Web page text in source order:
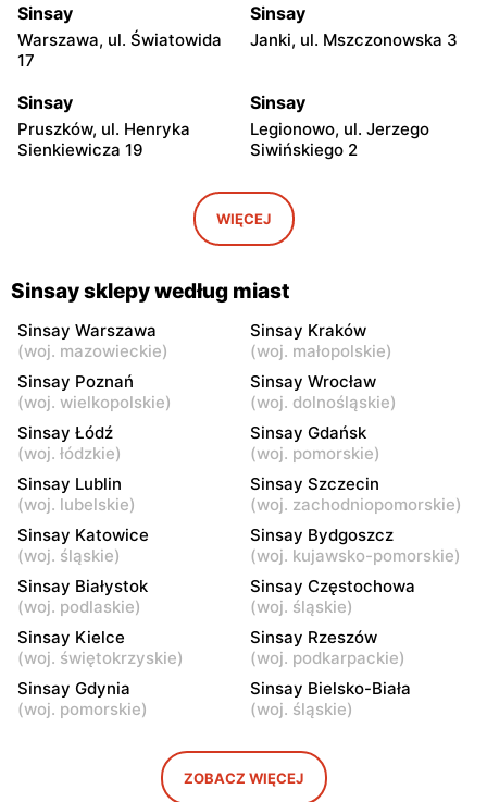
Sinsay
Warszawa, ul. Światowida
17
Sinsay
Janki, ul. Mszczonowska 3
Sinsay
Pruszków, ul. Henryka
Sienkiewicza 19
Sinsay
Legionowo, ul. Jerzego
Siwińskiego 2
Wołomin, ul. Geodetów 2
Sinsay
Otwock, ul. Płk. Ryszarda
Kuklińskiego 1
Sinsay
Otwock, ul. Karczewska 6
Sinsay
26
Sinsay
Łubna, ul. Łubna 69
Sinsay
Nowy Dwór Mazowiecki, ul.
Wojska Polskiego 20
Sinsay
Grodzisk Mazowiecki, ul.
Rzemieślnicza 22
Sinsay
Mińsk Mazowiecki, ul.
Konstytucji 3 Maja 5
Sinsay
Żyrardów, ul. Kilińskiego 9
Sinsay
Żyrardów, ul. Lniarska 4
Sinsay
Sochaczew, ul. Wójtówka
2B
Sinsay
Sochaczew, ul.
Warszawska 119
Sinsay Sinsay
Wyklętych 12
WIĘCEJ
Sinsay sklepy według miast
Sinsay Warszawa
(woj. mazowieckie)
Sinsay Kraków
(woj. małopolskie)
Sinsay Poznań
(woj. wielkopolskie)
Sinsay Wrocław
(woj. dolnośląskie)
Sinsay Łódź
(woj. łódzkie)
Sinsay Gdańsk
(woj. pomorskie)
Sinsay Lublin
(woj. lubelskie)
Sinsay Szczecin
(woj. zachodniopomorskie)
Sinsay Katowice
(woj. śląskie)
Sinsay Bydgoszcz
(woj. kujawsko-pomorskie)
Sinsay Białystok
(woj. podlaskie)
Sinsay Częstochowa
(woj. śląskie)
Sinsay Kielce
(woj. świętokrzyskie)
Sinsay Rzeszów
(woj. podkarpackie)
Sinsay Gdynia
(woj. pomorskie)
Sinsay Bielsko-Biała
(woj. śląskie)
ZOBACZ WIĘCEJ